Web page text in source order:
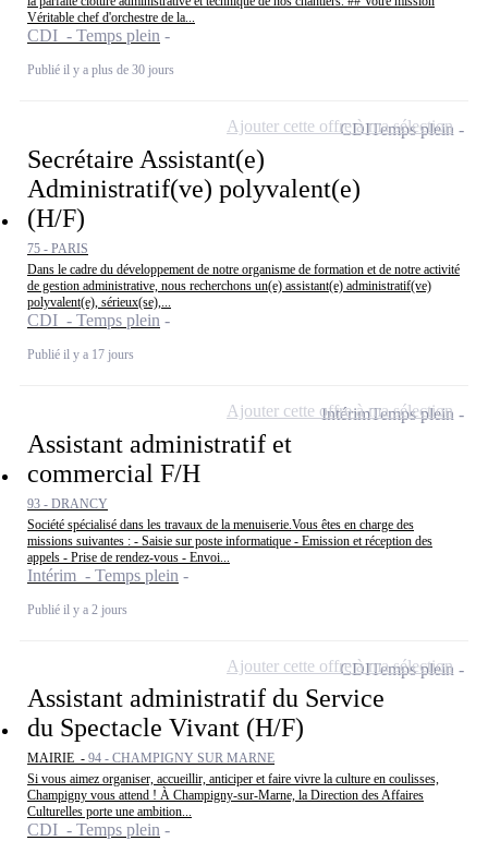
Véritable chef d'orchestre de la...
CDI - Temps plein
Publié il y a plus de 30 jours
Secrétaire Assistant(e)
Administratif(ve) polyvalent(e)
(H/F)
75 - PARIS
Dans le cadre du développement de notre organisme de formation et de notre activité
de gestion administrative, nous recherchons un(e) assistant(e) administratif(ve)
polyvalent(e), sérieux(se),...
CDI - Temps plein
Publié il y a 17 jours
CDITemps plein
Ajouter cette offre à ma sélection
Assistant administratif et
commercial F/H
93 - DRANCY
Société spécialisé dans les travaux de la menuiserie.Vous êtes en charge des
missions suivantes : - Saisie sur poste informatique - Emission et réception des
appels - Prise de rendez-vous - Envoi...
Intérim - Temps plein
Publié il y a 2 jours
IntérimTemps plein
Ajouter cette offre à ma sélection
Assistant administratif du Service
du Spectacle Vivant (H/F)
MAIRIE - 94 - CHAMPIGNY SUR MARNE
Si vous aimez organiser, accueillir, anticiper et faire vivre la culture en coulisses,
Champigny vous attend ! À Champigny-sur-Marne, la Direction des Affaires
Culturelles porte une ambition...
CDI - Temps plein
CDITemps plein
Ajouter cette offre à ma sélection